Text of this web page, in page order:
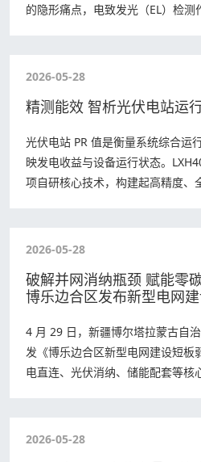
的隐形痛点，电致发光（EL）检测
2026-05-28
精测能效 智析光伏电站运
光伏电站 PR 值是衡量系统综合运
映发电收益与设备运行状态。
项自研核心技术，构建起高精度、
2026-05-28
破解并网消纳瓶颈 赋能
博乐边合区发布新型电网
4 月 29 日，新疆博尔塔拉蒙古自
发《博乐边合区新型电网建设短板
电直连、光伏消纳、储能配套等核
2026-05-28